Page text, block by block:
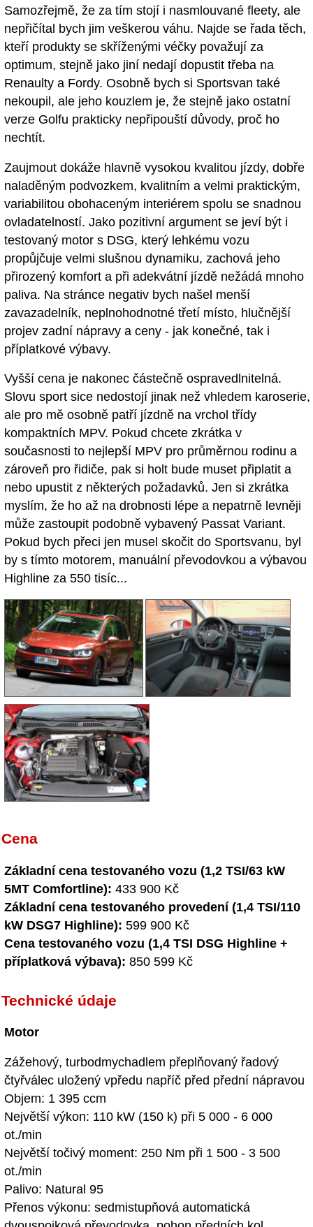
Samozřejmě, že za tím stojí i nasmlouvané fleety, ale
nepřičítal bych jim veškerou váhu. Najde se řada těch,
kteří produkty se skříženými véčky považují za
optimum, stejně jako jiní nedají dopustit třeba na
Renaulty a Fordy. Osobně bych si Sportsvan také
nekoupil, ale jeho kouzlem je, že stejně jako ostatní
verze Golfu prakticky nepřipouští důvody, proč ho
nechtít.
Zaujmout dokáže hlavně vysokou kvalitou jízdy, dobře
naladěným podvozkem, kvalitním a velmi praktickým,
variabilitou obohaceným interiérem spolu se snadnou
ovladatelností. Jako pozitivní argument se jeví být i
testovaný motor s DSG, který lehkému vozu
propůjčuje velmi slušnou dynamiku, zachová jeho
přirozený komfort a při adekvátní jízdě nežádá mnoho
paliva. Na stránce negativ bych našel menší
zavazadelník, neplnohodnotné třetí místo, hlučnější
projev zadní nápravy a ceny - jak konečné, tak i
příplatkové výbavy.
Vyšší cena je nakonec částečně ospravedlnitelná.
Slovu sport sice nedostojí jinak než vhledem karoserie,
ale pro mě osobně patří jízdně na vrchol třídy
kompaktních MPV. Pokud chcete zkrátka v
současnosti to nejlepší MPV pro průměrnou rodinu a
zároveň pro řidiče, pak si holt bude muset připlatit a
nebo upustit z některých požadavků. Jen si zkrátka
myslím, že ho až na drobnosti lépe a nepatrně levněji
může zastoupit podobně vybavený Passat Variant.
Pokud bych přeci jen musel skočit do Sportsvanu, byl
by s tímto motorem, manuální převodovkou a výbavou
Highline za 550 tisíc...
Cena
Základní cena testovaného vozu (1,2 TSI/63 kW
5MT Comfortline): 433 900 Kč
Základní cena testovaného provedení (1,4 TSI/110
kW DSG7 Highline): 599 900 Kč
Cena testovaného vozu (1,4 TSI DSG Highline +
příplatková výbava): 850 599 Kč
Technické údaje
Motor
Zážehový, turbodmychadlem přeplňovaný řadový
čtyřválec uložený vpředu napříč před přední nápravou
Objem: 1 395 ccm
Největší výkon: 110 kW (150 k) při 5 000 - 6 000
ot./min
Největší točivý moment: 250 Nm při 1 500 - 3 500
ot./min
Palivo: Natural 95
Přenos výkonu: sedmistupňová automatická